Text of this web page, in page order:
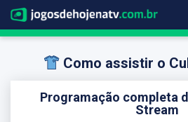
Como assistir o
Programação completa
Stream